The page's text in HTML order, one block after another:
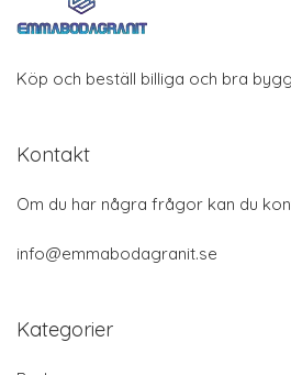
Köp och beställ billiga och bra
Kontakt
Om du har några frågor kan du
info@emmabodagranit.se
Kategorier